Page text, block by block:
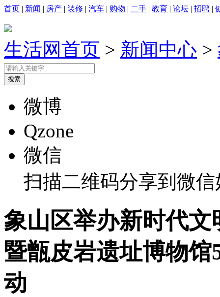
首页 | 新闻 | 房产 | 装修 | 汽车 | 购物 | 二手 | 教育 | 论坛 | 招聘 |
生活网首页 > 新闻中心 >
微博
Qzone
微信
扫描二维码分享到微
象山区举办新时代
暨甑皮岩遗址博物馆
动